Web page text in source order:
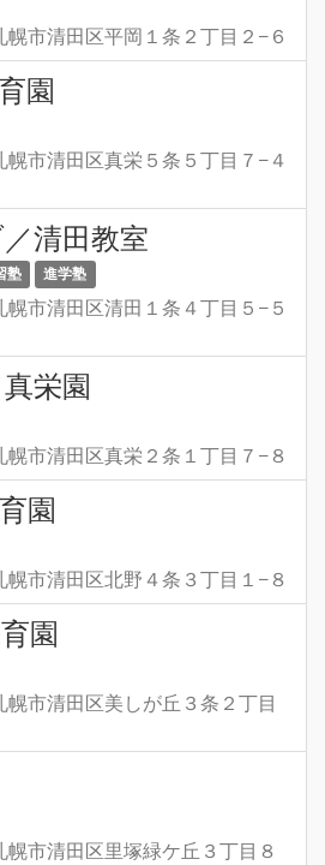
市清田区平岡１条２丁目２−６
園
市清田区真栄５条５丁目７−４
清田教室
塾 進学塾
市清田区清田１条４丁目５−５
栄園
市清田区真栄２条１丁目７−８
園
市清田区北野４条３丁目１−８
園
市清田区美しが丘３条２丁目
市清田区里塚緑ケ丘３丁目８